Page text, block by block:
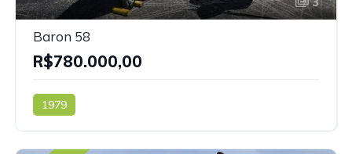
Baron 58
R$780.000,00
1979